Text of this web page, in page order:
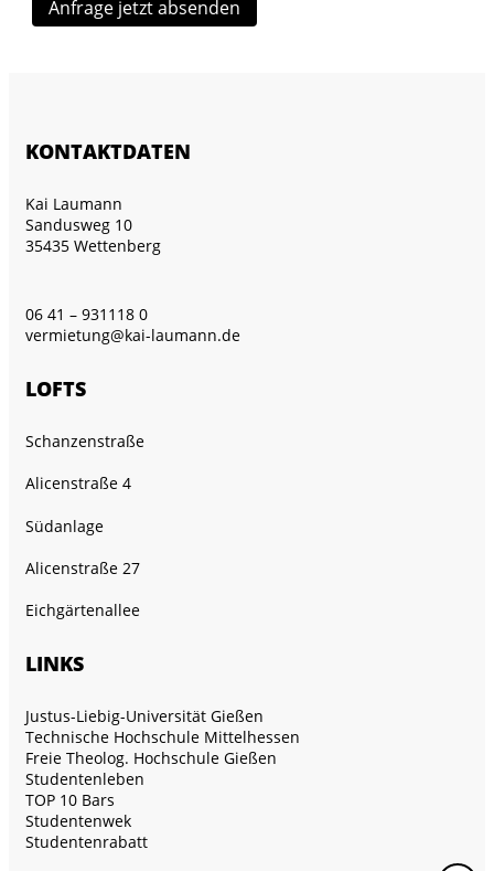
KONTAKTDATEN
Kai Laumann
Sandusweg 10
35435 Wettenberg
06 41 – 931118 0
vermietung@kai-laumann.de
LOFTS
Schanzenstraße
Alicenstraße 4
Südanlage
Alicenstraße 27
Eichgärtenallee
LINKS
Justus-Liebig-Universität Gießen
Technische Hochschule Mittelhessen
Freie Theolog. Hochschule Gießen
Studentenleben
TOP 10 Bars
Studentenwek
Studentenrabatt